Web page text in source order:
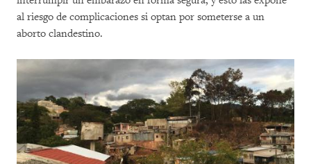
al riesgo de complicaciones si optan por someterse a un
aborto clandestino.